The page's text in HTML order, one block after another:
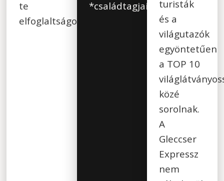
te
elfoglaltságod.
*családtagjai)
turisták
és a
világutazók
egyöntetűen
a TOP 10
közé
sorolnak.
A
Gleccser
Expressz
nem